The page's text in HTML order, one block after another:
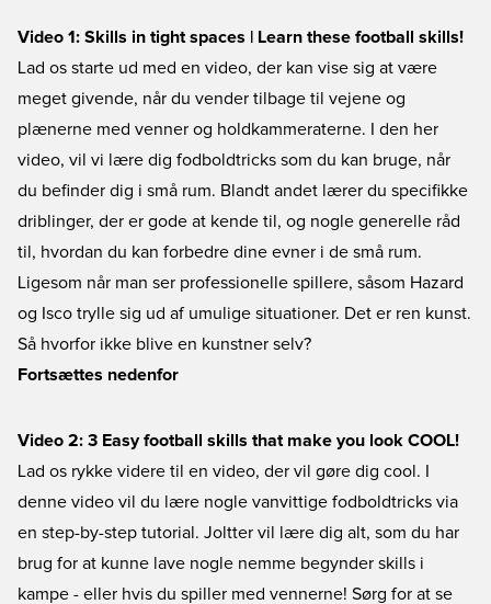
Video 1: Skills in tight spaces | Learn these football skills!
Lad os starte ud med en video, der kan vise sig at være
meget givende, når du vender tilbage til vejene og
plænerne med venner og holdkammeraterne. I den her
video, vil vi lære dig fodboldtricks som du kan bruge, når
du befinder dig i små rum. Blandt andet lærer du specifikke
driblinger, der er gode at kende til, og nogle generelle råd
til, hvordan du kan forbedre dine evner i de små rum.
Ligesom når man ser professionelle spillere, såsom Hazard
og Isco trylle sig ud af umulige situationer. Det er ren kunst.
Så hvorfor ikke blive en kunstner selv?
Fortsættes nedenfor
Video 2: 3 Easy football skills that make you look COOL!
Lad os rykke videre til en video, der vil gøre dig cool. I
denne video vil du lære nogle vanvittige fodboldtricks via
en step-by-step tutorial. Joltter vil lære dig alt, som du har
brug for at kunne lave nogle nemme begynder skills i
kampe - eller hvis du spiller med vennerne! Sørg for at se